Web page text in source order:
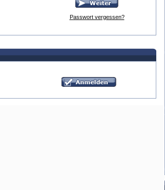
Passwort vergessen?